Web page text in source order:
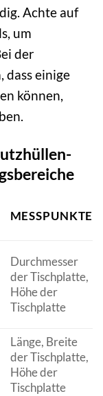
Achte auf
um
der
dass einige
können,
MESSPUNKTE
Durchmesser
der Tischplatte,
Höhe der
Tischplatte
Länge, Breite
der Tischplatte,
Höhe der
Tischplatte